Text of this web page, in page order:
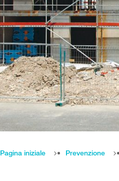
Pagina iniziale Prevenzione